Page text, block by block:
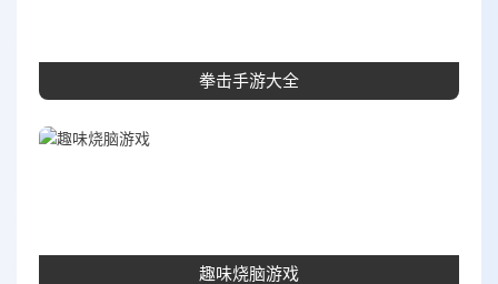
拳击手游大全
趣味烧脑游戏